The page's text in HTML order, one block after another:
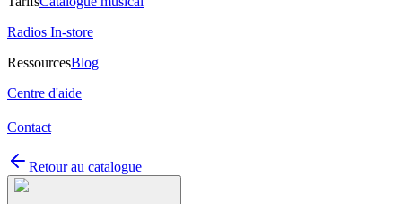
Radios In-store
RessourcesBlog
Centre d'aide
Contact
Retour au catalogue